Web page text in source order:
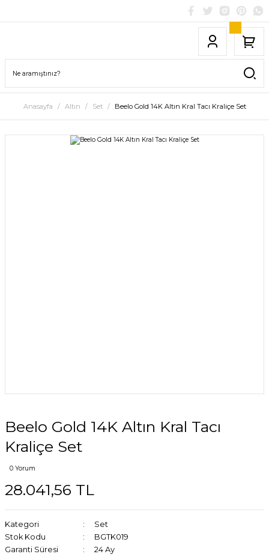
Anasayfa Altın Set Beelo Gold 14K Altın Kral Tacı Kraliçe Set
Beelo Gold 14K Altın Kral Tacı
Kraliçe Set
0 Yorum
28.041,56 TL
Kategori
Set
Stok Kodu
BGTK019
Garanti Süresi
24 Ay